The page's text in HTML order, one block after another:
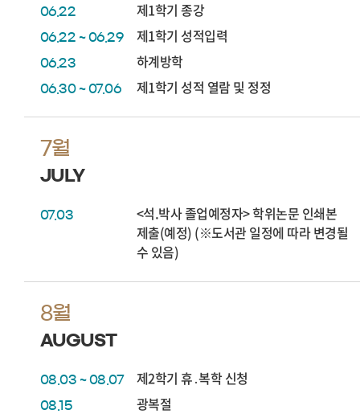
06.22 제1학기 종강
06.22 ~ 06.29 제1학기 성적입력
06.23 하계방학
06.30 ~ 07.06 제1학기 성적 열람 및 정정
7월
JULY
07.03
<석.박사 졸업예정자> 학위논문 인쇄본
제출(예정) (※도서관 일정에 따라 변경될
수 있음)
8월
AUGUST
08.03 ~ 08.07 제2학기 휴․복학 신청
08.15 광복절